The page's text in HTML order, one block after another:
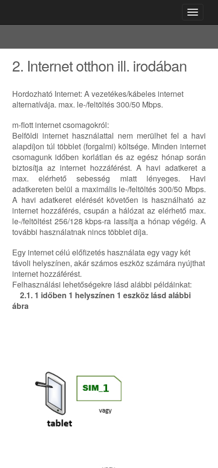
Toggle
2. Internet otthon ill. irodában
Hordozható Internet: A vezetékes/kábeles internet
alternatívája. max. le-/feltöltés 300/50 Mbps.
m-flott internet csomagokról:
Belföldi internet használattal nem merülhet fel a havi
alapdíjon túl többlet (forgalmi) költsége. Minden internet
csomagunk időben korlátlan és az egész hónap során
biztosítja az internet hozzáférést. A havi adatkeret a
max. elérhető sebesség miatt lényeges. Havi
adatkereten belül a maximális le-/feltöltés 300/50 Mbps.
A havi adatkeret elérését követően is használható az
internet hozzáférés, csupán a hálózat az elérhető max.
le-/feltöltést 256/128 kbps-ra lassítja a hónap végéig. A
további használatnak nincs többlet díja.
Egy internet célú előfizetés használata egy vagy két
távoli helyszínen, akár számos eszköz számára nyújthat
internet hozzáférést.
Felhasználási lehetőségekre lásd alábbi példáinkat:
2.1. 1 időben 1 helyszínen 1 eszköz lásd alábbi
ábra